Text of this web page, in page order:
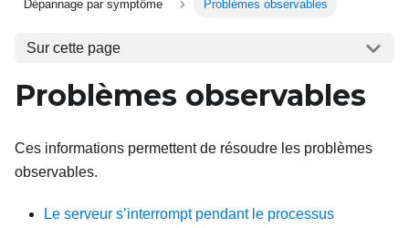
Dépannage par symptôme Problèmes observables
Sur cette page
Problèmes observables
Ces informations permettent de résoudre les problèmes
observables.
Le serveur s’interrompt pendant le processus